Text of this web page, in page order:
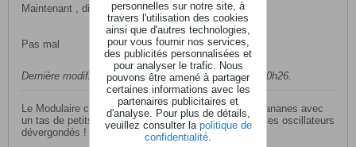
Maintenant , direct avec Don' en dollar .
Pas mal
Dernière modification parbelempa,26 janvier 2008, 10h26.
Le Modulaire c'est l'art de faire copuler d'excitantes bananes avec
un tas de petits trous , pour faire miauler de plaisir , ces oscillateurs
dévergondés !
personnelles sur notre site, à
travers l'utilisation des cookies
ainsi que d'autres technologies,
pour vous fournir nos services,
des publicités personnalisées et
pour analyser le trafic. Nous
pouvons être amené à partager
certaines informations avec les
partenaires publicitaires et
d'analyse. Pour plus de détails,
veuillez consulter la politique de
confidentialité